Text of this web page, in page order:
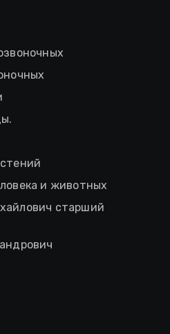
и животных
старший